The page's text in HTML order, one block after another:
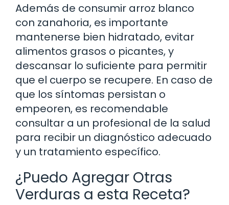
Además de consumir arroz blanco
con zanahoria, es importante
mantenerse bien hidratado, evitar
alimentos grasos o picantes, y
descansar lo suficiente para permitir
que el cuerpo se recupere. En caso de
que los síntomas persistan o
empeoren, es recomendable
consultar a un profesional de la salud
para recibir un diagnóstico adecuado
y un tratamiento específico.
¿Puedo Agregar Otras
Verduras a esta Receta?